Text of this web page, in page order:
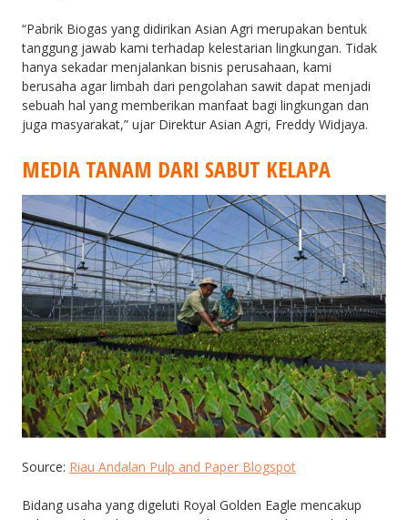
“Pabrik Biogas yang didirikan Asian Agri merupakan bentuk
tanggung jawab kami terhadap kelestarian lingkungan. Tidak
hanya sekadar menjalankan bisnis perusahaan, kami
berusaha agar limbah dari pengolahan sawit dapat menjadi
sebuah hal yang memberikan manfaat bagi lingkungan dan
juga masyarakat,” ujar Direktur Asian Agri, Freddy Widjaya.
MEDIA TANAM DARI SABUT KELAPA
Source: Riau Andalan Pulp and Paper Blogspot
Bidang usaha yang digeluti Royal Golden Eagle mencakup